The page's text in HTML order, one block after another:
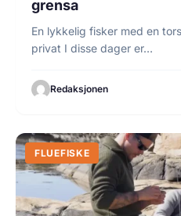
grensa
En lykkelig fisker med en
privat I disse dager er…
Redaksjonen
FLUEFISKE